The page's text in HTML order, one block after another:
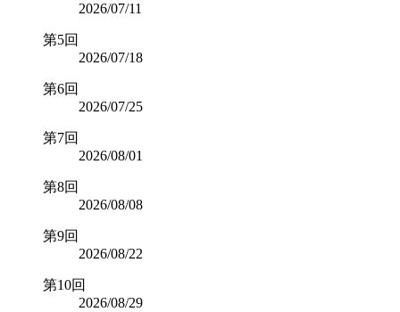
2026/07/11
第5回
2026/07/18
第6回
2026/07/25
第7回
2026/08/01
第8回
2026/08/08
第9回
2026/08/22
第10回
2026/08/29